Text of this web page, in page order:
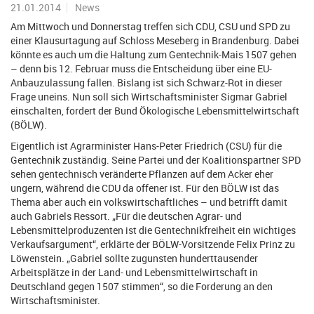
21.01.2014
News
Am Mittwoch und Donnerstag treffen sich CDU, CSU und SPD zu
einer Klausurtagung auf Schloss Meseberg in Brandenburg. Dabei
könnte es auch um die Haltung zum Gentechnik-Mais 1507 gehen
– denn bis 12. Februar muss die Entscheidung über eine EU-
Anbauzulassung fallen. Bislang ist sich Schwarz-Rot in dieser
Frage uneins. Nun soll sich Wirtschaftsminister Sigmar Gabriel
einschalten, fordert der Bund Ökologische Lebensmittelwirtschaft
(BÖLW).
Eigentlich ist Agrarminister Hans-Peter Friedrich (CSU) für die
Gentechnik zuständig. Seine Partei und der Koalitionspartner SPD
sehen gentechnisch veränderte Pflanzen auf dem Acker eher
ungern, während die CDU da offener ist. Für den BÖLW ist das
Thema aber auch ein volkswirtschaftliches – und betrifft damit
auch Gabriels Ressort. „Für die deutschen Agrar- und
Lebensmittelproduzenten ist die Gentechnikfreiheit ein wichtiges
Verkaufsargument“, erklärte der BÖLW-Vorsitzende Felix Prinz zu
Löwenstein. „Gabriel sollte zugunsten hunderttausender
Arbeitsplätze in der Land- und Lebensmittelwirtschaft in
Deutschland gegen 1507 stimmen“, so die Forderung an den
Wirtschaftsminister.